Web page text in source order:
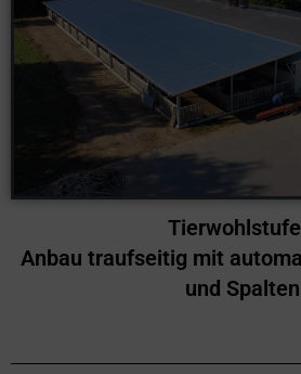
Anbau traufseitig mit
und Spalten